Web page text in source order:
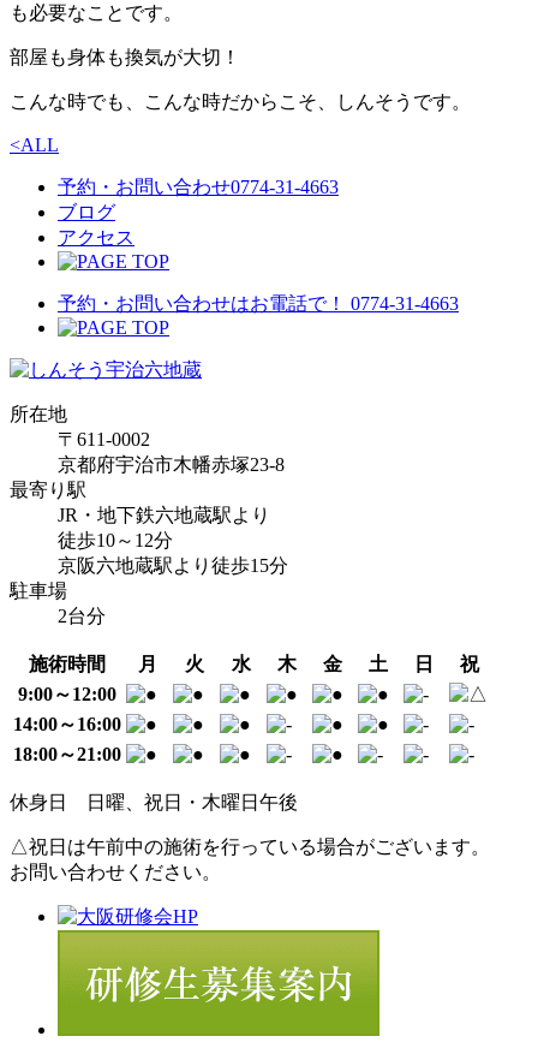
も必要なことです。
部屋も身体も換気が大切！
こんな時でも、こんな時だからこそ、しんそうです。
<ALL
予約・お問い合わせ0774-31-4663
ブログ
アクセス
予約・お問い合わせはお電話で！ 0774-31-4663
所在地
〒611-0002
京都府宇治市木幡赤塚23-8
最寄り駅
JR・地下鉄六地蔵駅より
徒歩10～12分
京阪六地蔵駅より徒歩15分
駐車場
2台分
施術時間 月 火 水 木 金 土 日
祝
9:00～12:00
14:00～16:00
18:00～21:00
休身日 日曜、祝日・木曜日午後
△祝日は午前中の施術を行っている場合がございます。
お問い合わせください。